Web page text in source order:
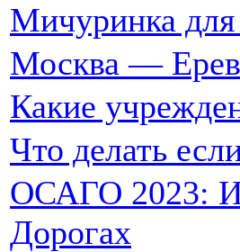
Мичуринка для
Москва —
Какие
Что делать
ОСАГО 2023:
Дорогах